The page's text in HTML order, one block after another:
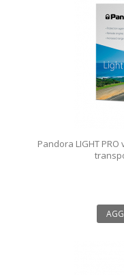
Pandora LIGHT